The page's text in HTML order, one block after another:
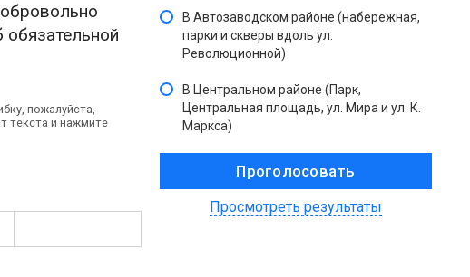
пожалуйста,
текста и нажмите
В Автозаводском районе (набережная,
парки и скверы вдоль ул.
Революционной)
В Центральном районе (Парк,
Центральная площадь, ул. Мира и ул. К.
Маркса)
Просмотреть результаты